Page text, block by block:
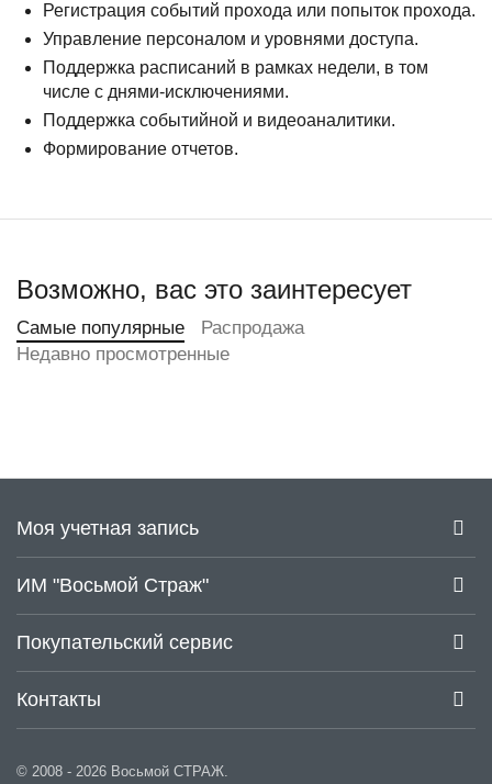
Регистрация событий прохода или попыток прохода.
Управление персоналом и уровнями доступа.
Поддержка расписаний в рамках недели, в том
числе с днями-исключениями.
Поддержка событийной и видеоаналитики.
Формирование отчетов.
Возможно, вас это заинтересует
Самые популярные
Распродажа
Недавно просмотренные
Моя учетная запись
ИМ "Восьмой Страж"
Покупательский сервис
Контакты
© 2008 - 2026 Восьмой СТРАЖ.